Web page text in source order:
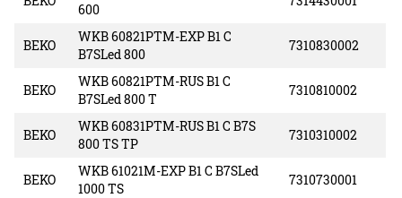
600
BEKO
WKB 60821PTM-EXP B1 C
B7SLed 800
7310830002
BEKO
WKB 60821PTM-RUS B1 C
B7SLed 800 T
7310810002
BEKO
WKB 60831PTM-RUS B1 C B7S
800 TS TP
7310310002
BEKO
WKB 61021M-EXP B1 C B7SLed
1000 TS
7310730001